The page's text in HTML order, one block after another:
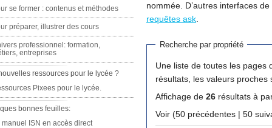
nommée. D’autres interfaces
requêtes ask
Recherche par propriété
Une liste de toutes les pages
résultats, les valeurs proches
Affichage de 26 résultats à
Voir (50
se former : contenus et méthodes
préparer, illustrer des cours
professionnel: formation,
entreprises
ressources pour le lycée ?
Pixees pour le lycée.
bonnes feuilles:
manuel ISN en accès direct